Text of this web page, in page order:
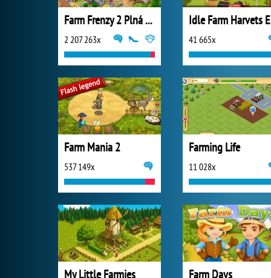
Farm Frenzy 2 Plná Verze
2 207 263x 41 665x
Farm Mania 2
537 149x
Farming Life
11 028x
My Little Farmies Farm Days